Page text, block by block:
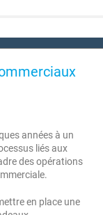
années à un
liés aux
des opérations
en place une